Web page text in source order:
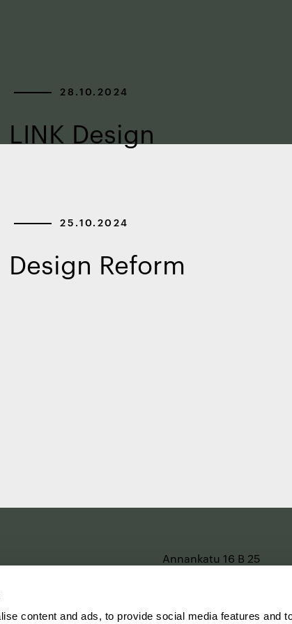
content and ads, to provide social media features and
28.10.2024
LINK Design
25.10.2024
Design Reform
Annankatu 16 B 25
Katso kartalla